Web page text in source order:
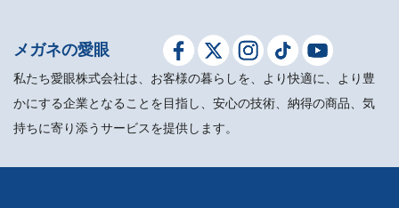
メガネの愛眼
私たち愛眼株式会社は、お客様の暮らしを、より快適に、より豊
かにする企業となることを目指し、安心の技術、納得の商品、気
持ちに寄り添うサービスを提供します。